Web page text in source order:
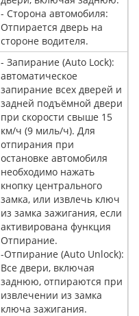
- Сторона автомобиля:
Отпирается дверь на
стороне водителя.
- Запирание (Auto Lock):
автоматическое
запирание всех дверей и
задней подъёмной двери
при скорости свыше 15
км/ч (9 миль/ч). Для
отпирания при
остановке автомобиля
необходимо нажать
кнопку центрального
замка, или извлечь ключ
из замка зажигания, если
активирована функция
Отпирание.
-Отпирание (Auto Unlock):
Все двери, включая
заднюю, отпираются при
извлечении из замка
ключа зажигания.